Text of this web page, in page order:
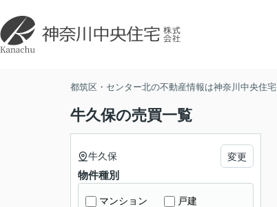
都筑区・センター北の不動産情報は神奈川中央住宅
牛久保の売買一覧
牛久保 変更
物件種別
マンション 戸建